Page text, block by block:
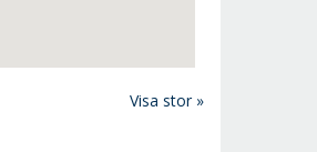
Visa stor »